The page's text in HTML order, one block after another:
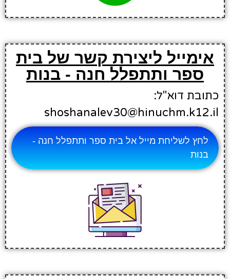
אימייל ליצירת קשר של בית
ספר ותתפלל חנה - בנות
כתובת דוא"ל:
shoshanalev30@hinuchm.k12.il
לחץ לשליחת מייל אל בית ספר ותתפלל חנה -
בנות